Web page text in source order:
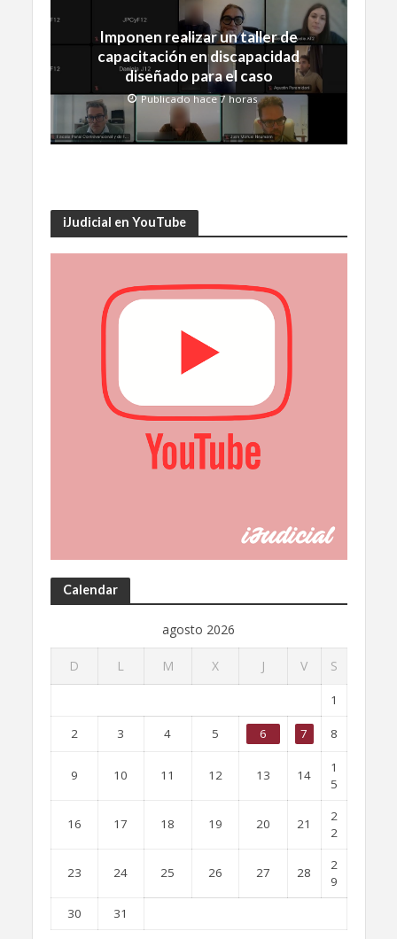
Imponen realizar un taller de
capacitación en discapacidad
diseñado para el caso
Publicado hace 7 horas
iJudicial en YouTube
Calendar
agosto 2026
D L M X J V S
1
2 3 4 5 6 7 8
9 10 11 12 13 14
1
5
16 17 18 19 20 21
2
2
23 24 25 26 27 28
2
9
30
31